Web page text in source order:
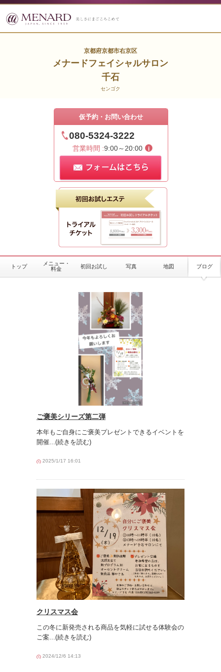
京都府京都市右京区
メナードフェイシャルサロン
千石
センゴク
仮予約・お問い合わせ
080-5324-3222
営業時間 :9:00～20:00
トップ
メニュー・
料金
初回お試し 写真 地図 ブログ
ご褒美シリーズ第二弾
本年もご自身にご褒美プレゼントできるイベントを
開催...(続きを読む)
2025/1/17 16:01
クリスマス会
この冬に新発売される商品を気軽に試せる体験会の
ご案...(続きを読む)
2024/12/6 14:13